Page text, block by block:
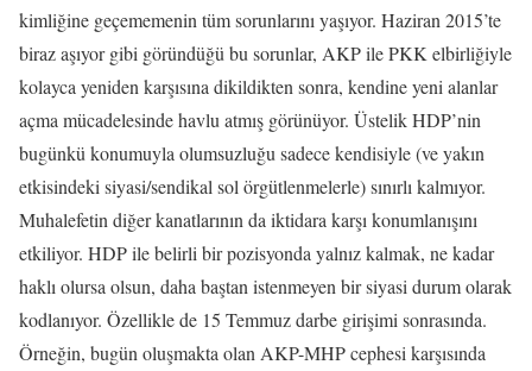
kimliğine geçememenin tüm sorunlarını yaşıyor. Haziran 2015’te
biraz aşıyor gibi göründüğü bu sorunlar, AKP ile PKK elbirliğiyle
kolayca yeniden karşısına dikildikten sonra, kendine yeni alanlar
açma mücadelesinde havlu atmış görünüyor. Üstelik HDP’nin
bugünkü konumuyla olumsuzluğu sadece kendisiyle (ve yakın
etkisindeki siyasi/sendikal sol örgütlenmelerle) sınırlı kalmıyor.
Muhalefetin diğer kanatlarının da iktidara karşı konumlanışını
etkiliyor. HDP ile belirli bir pozisyonda yalnız kalmak, ne kadar
haklı olursa olsun, daha baştan istenmeyen bir siyasi durum olarak
kodlanıyor. Özellikle de 15 Temmuz darbe girişimi sonrasında.
Örneğin, bugün oluşmakta olan AKP-MHP cephesi karşısında